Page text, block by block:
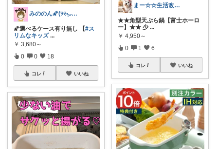
みののん🌠(୨୧•͈ᴗ•͈)感謝♡
🌠選べるケース有り無し 【#ス
リムなキッズ ...
￥ 3,680～
0 0 18
コレ いいね
まー☆☆生活改善お探し人
★★角型天ぷら鍋【富士ホーロ
ー】★★ 少 ...
￥ 4,950～
0 1 6
コレ いいね